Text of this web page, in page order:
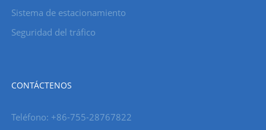
Sistema de estacionamiento
Seguridad del tráfico
CONTÁCTENOS
Teléfono: +86-755-28767822